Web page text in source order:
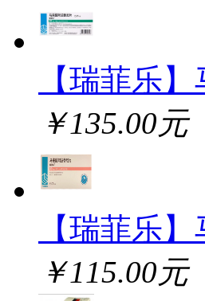
【瑞菲乐
￥135.00元
【瑞菲乐
￥115.00元